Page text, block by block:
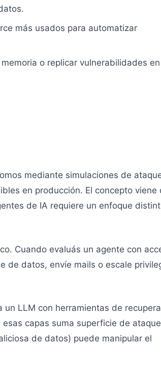
más usados para automatizar
o replicar vulnerabilidades en
mediante simulaciones de
en producción. El concepto viene
de IA requiere un enfoque
Cuando evaluás un agente con
de datos, envíe mails o escale
LLM con herramientas de
capas suma superficie de
de datos) puede manipular el